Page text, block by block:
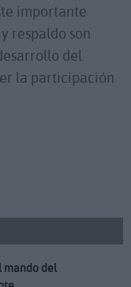
importante
respaldo son
del
la participación
mando del